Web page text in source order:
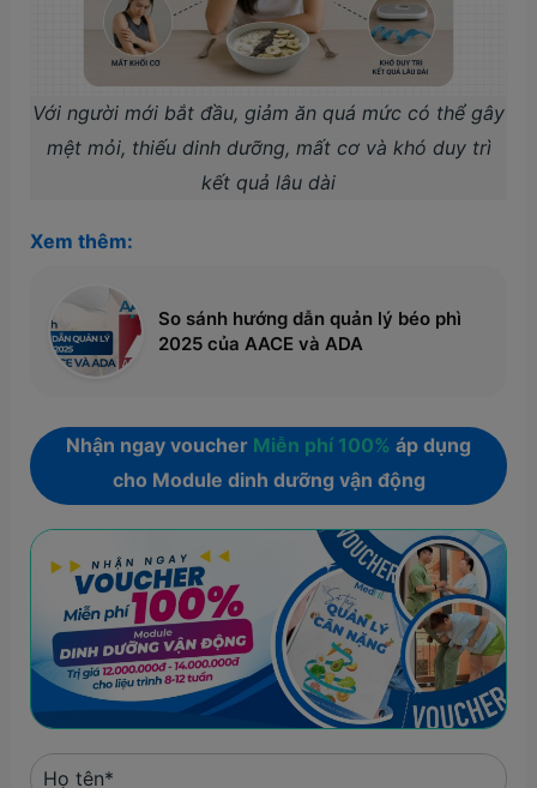
Với người mới bắt đầu, giảm ăn quá mức có thể gây
mệt mỏi, thiếu dinh dưỡng, mất cơ và khó duy trì
kết quả lâu dài
Xem thêm:
So sánh hướng dẫn quản lý béo phì
2025 của AACE và ADA
Nhận ngay voucher Miễn phí 100% áp dụng
cho Module dinh dưỡng vận động